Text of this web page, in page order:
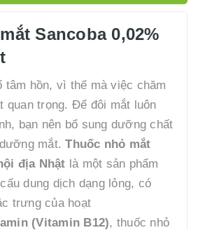
Sancoba 0,02%
hồn, vì thế mà việc chăm
quan trọng. Để đôi mắt luôn
bạn nên bổ sung dưỡng chất
mắt.Thuốc nhỏ mắt
địa Nhật là một sản phẩm
dung dịch dạng lỏng, có
trưng của hoạt
(Vitamin B12), thuốc nhỏ